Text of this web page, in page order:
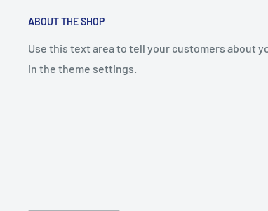
ABOUT THE SHOP
Use this text area to tell your customers about
in the theme settings.